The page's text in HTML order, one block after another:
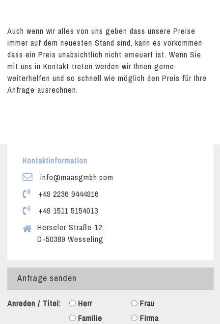
Auch wenn wir alles von uns geben dass unsere Preise
immer auf dem neuesten Stand sind, kann es vorkommen
dass ein Preis unabsichtlich nicht erneuert ist. Wenn Sie
mit uns in Kontakt treten werden wir Ihnen gerne
weiterhelfen und so schnell wie möglich den Preis für Ihre
Anfrage ausrechnen.
Kontaktinformation
info@maasgmbh.com
+49 2236 9444916
+49 1511 5154013
Herseler Straße 12,
D-50389 Wesseling
Anfrage senden
Anreden / Titel: Herr
Frau
Familie
Firma